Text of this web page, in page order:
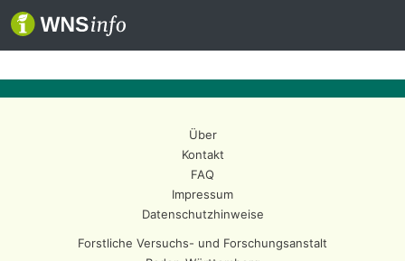
Über
Kontakt
FAQ
Impressum
Datenschutzhinweise
Forstliche Versuchs- und Forschungsanstalt